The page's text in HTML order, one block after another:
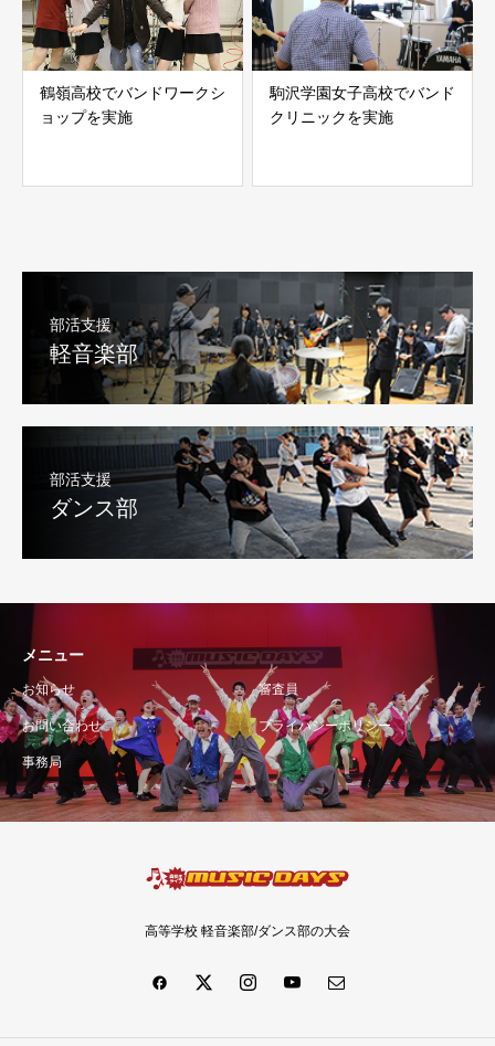
鶴嶺高校でバンドワークシ
ョップを実施
駒沢学園女子高校でバンド
クリニックを実施
部活支援
軽音楽部
部活支援
ダンス部
メニュー
お知らせ 審査員
お問い合わせ プライバシーポリシー
事務局
高等学校 軽音楽部/ダンス部の大会